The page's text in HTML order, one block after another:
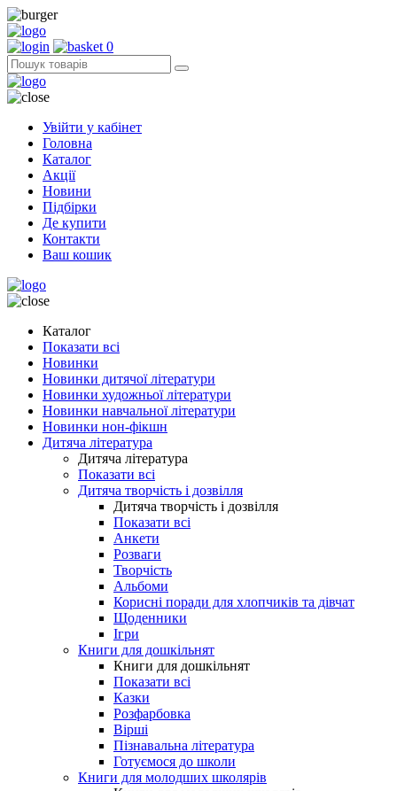
0
Увійти у кабінет
Головна
Каталог
Акції
Новини
Підбірки
Де купити
Контакти
Ваш кошик
Каталог
Показати всі
Новинки
Новинки дитячої літератури
Новинки художньої літератури
Новинки навчальної літератури
Новинки нон-фікшн
Дитяча література
Дитяча література
Показати всі
Дитяча творчість і дозвілля
Дитяча творчість і дозвілля
Показати всі
Анкети
Розваги
Творчість
Альбоми
Корисні поради для хлопчиків та дівчат
Щоденники
Ігри
Книги для дошкільнят
Книги для дошкільнят
Показати всі
Казки
Розфарбовка
Вірші
Пізнавальна література
Готуємося до школи
Книги для молодших школярів